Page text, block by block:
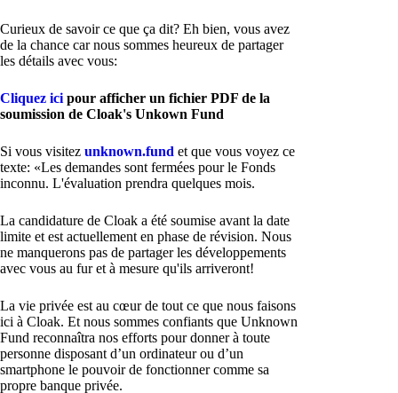
Curieux de savoir ce que ça dit? Eh bien, vous avez
de la chance car nous sommes heureux de partager
les détails avec vous:
Cliquez ici pour afficher un fichier PDF de la
soumission de Cloak's Unkown Fund
Si vous visitez unknown.fund et que vous voyez ce
texte: «Les demandes sont fermées pour le Fonds
inconnu. L'évaluation prendra quelques mois.
La candidature de Cloak a été soumise avant la date
limite et est actuellement en phase de révision. Nous
ne manquerons pas de partager les développements
avec vous au fur et à mesure qu'ils arriveront!
La vie privée est au cœur de tout ce que nous faisons
ici à Cloak. Et nous sommes confiants que Unknown
Fund reconnaîtra nos efforts pour donner à toute
personne disposant d’un ordinateur ou d’un
smartphone le pouvoir de fonctionner comme sa
propre banque privée.